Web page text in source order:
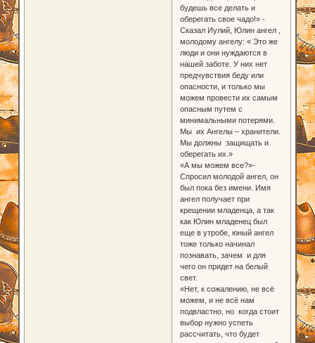
будешь все делать и
оберегать свое чадо!» -
Сказал Иулий, Юлин ангел ,
молодому ангелу: « Это же
люди и они нуждаются в
нашей заботе. У них нет
предчувствия беду или
опасности, и только мы
можем провести их самым
опасным путем с
минимальными потерями.
Мы их Ангелы – хранители.
Мы должны защищать и
оберегать их.»
«А мы можем все?»-
Спросил молодой ангел, он
был пока без имени. Имя
ангел получает при
крещении младенца, а так
как Юлин младенец был
еще в утробе, юный ангел
тоже только начинал
познавать, зачем и для
чего он придет на белый
свет.
«Нет, к сожалению, не всё
можем, и не всё нам
подвластно, но когда стоит
выбор нужно успеть
рассчитать, что будет